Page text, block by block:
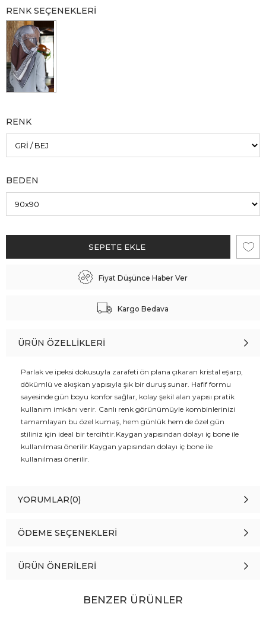
RENK SEÇENEKLERI
RENK
BEDEN
Fiyat Düşünce Haber Ver
Kargo Bedava
ÜRÜN ÖZELLIKLERI
Parlak ve ipeksi dokusuyla zarafeti ön plana çıkaran kristal eşarp,
dökümlü ve akışkan yapısıyla şık bir duruş sunar. Hafif formu
sayesinde gün boyu konfor sağlar, kolay şekil alan yapısı pratik
kullanım imkânı verir. Canlı renk görünümüyle kombinlerinizi
tamamlayan bu özel kumaş, hem günlük hem de özel gün
stiliniz için ideal bir tercihtir.Kaygan yapısından dolayı iç bone ile
kullanılması önerilir.Kaygan yapısından dolayı iç bone ile
kullanılması önerilir.
YORUMLAR(0)
ÖDEME SEÇENEKLERI
ÜRÜN ÖNERILERI
BENZER ÜRÜNLER